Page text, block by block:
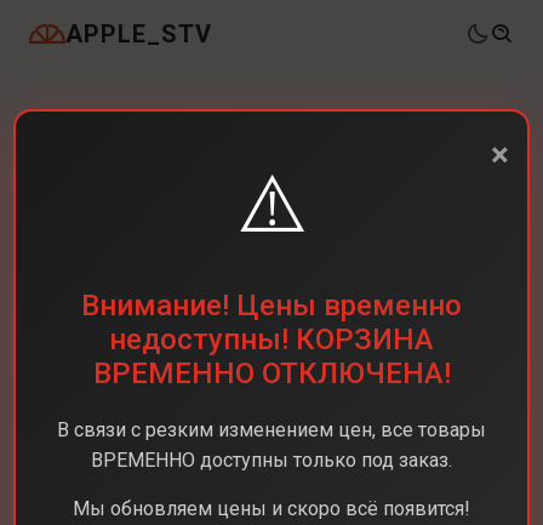
APPLE_STV
×
⚠️
Внимание! Цены временно
недоступны! КОРЗИНА
ВРЕМЕННО ОТКЛЮЧЕНА!
В связи с резким изменением цен, все товары
ВРЕМЕННО доступны только под заказ.
Мы обновляем цены и скоро всё появится!